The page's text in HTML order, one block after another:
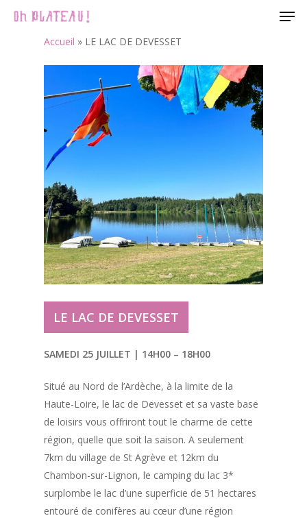
Skip
Accueil » LE LAC DE DEVESSET
LE LAC DE DEVESSET
SAMEDI 25 JUILLET | 14H00 – 18H00
Situé au Nord de l’Ardèche, à la limite de la
Haute-Loire, le lac de Devesset et sa vaste base
de loisirs vous offriront tout le charme de cette
région, quelle que soit la saison. A seulement
7km du village de St Agrève et 12km du
Chambon-sur-Lignon, le camping du lac 3*
surplombe le lac d’une superficie de 51 hectares
entouré de conifères au cœur d’une région